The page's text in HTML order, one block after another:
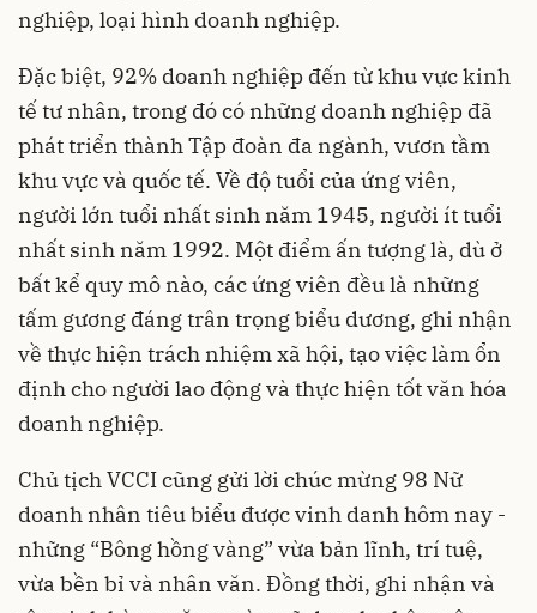
nghiệp, loại hình doanh nghiệp.
Đặc biệt, 92% doanh nghiệp đến từ khu vực kinh
tế tư nhân, trong đó có những doanh nghiệp đã
phát triển thành Tập đoàn đa ngành, vươn tầm
khu vực và quốc tế. Về độ tuổi của ứng viên,
người lớn tuổi nhất sinh năm 1945, người ít tuổi
nhất sinh năm 1992. Một điểm ấn tượng là, dù ở
bất kể quy mô nào, các ứng viên đều là những
tấm gương đáng trân trọng biểu dương, ghi nhận
về thực hiện trách nhiệm xã hội, tạo việc làm ổn
định cho người lao động và thực hiện tốt văn hóa
doanh nghiệp.
Chủ tịch VCCI cũng gửi lời chúc mừng 98 Nữ
doanh nhân tiêu biểu được vinh danh hôm nay -
những “Bông hồng vàng” vừa bản lĩnh, trí tuệ,
vừa bền bỉ và nhân văn. Đồng thời, ghi nhận và